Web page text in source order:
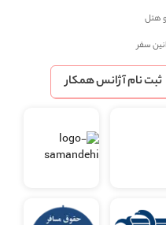
هتل
سفر
ثبت نام آژانس همکار